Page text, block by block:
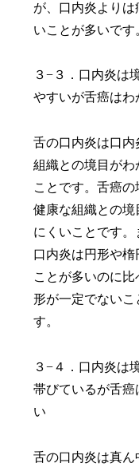
が、口内炎よりは
いことが多いです
３−３．口内炎は
やすいが舌癌はわ
舌の口内炎は口内
組織との境目がわ
ことです。舌癌の
健康な組織との境
にくいことです。
口内炎は円形や楕
ことが多いのに比
形が一定でないこ
す。
３−４．口内炎は
帯びているが舌癌
い
舌の口内炎は真ん